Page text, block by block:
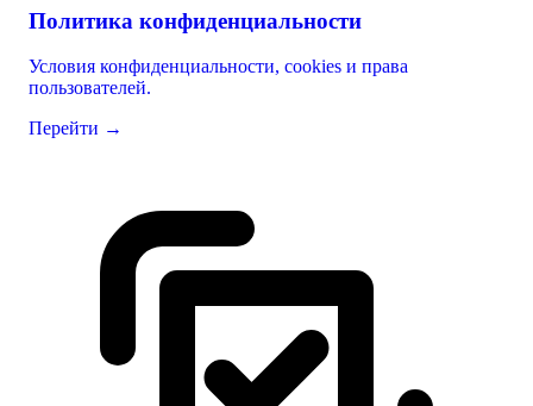
Политика конфиденциальности
Условия конфиденциальности, cookies и права
пользователей.
Перейти →